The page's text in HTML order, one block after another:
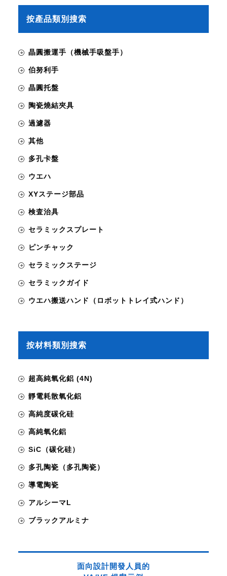
按產品類別搜索
晶圓搬運手（機械手吸盤手）
伯努利手
晶圓托盤
陶瓷燒結夾具
過濾器
其他
多孔卡盤
ウエハ
XYステージ部品
検査治具
セラミックスプレート
ピンチャック
セラミックステージ
セラミックガイド
ウエハ搬送ハンド（ロボットトレイ式ハンド）
按材料類別搜索
超高純氧化鋁 (4N)
靜電耗散氧化鋁
高純度碳化硅
高純氧化鋁
SiC（碳化硅）
多孔陶瓷（多孔陶瓷）
導電陶瓷
アルシーマL
ブラックアルミナ
面向設計開發人員的